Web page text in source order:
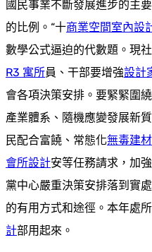
國民事業不斷發展進步的主
的比例。“十商業空間室內設
數學公式逼迫的代數題。現
R3 寓所員、干部要增強設計
會各項決策安排。要緊緊圍
產業體系、隨機應變發展新
民配合富饒、常態化無毒建材
會所設計安等任務請求，加
黨中心嚴重決策安排落到實
的有用方式和途徑。本年處
計部用起來。